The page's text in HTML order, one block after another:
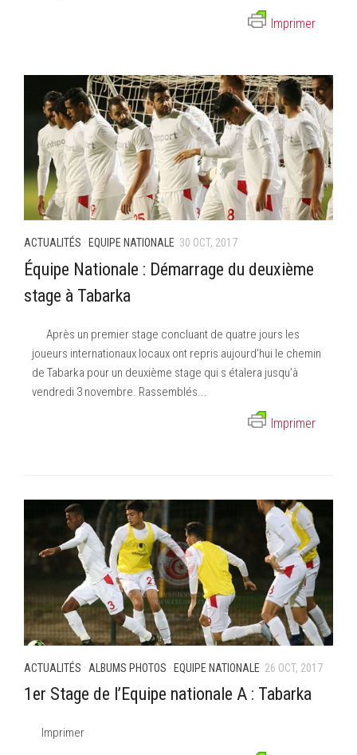
Imprimer
ACTUALITÉS · EQUIPE NATIONALE 30 OCT, 2017
Équipe Nationale : Démarrage du deuxième
stage à Tabarka
Après un premier stage concluant de quatre jours les
joueurs internationaux locaux ont repris aujourd’hui le chemin
de Tabarka pour un deuxième stage qui s étalera jusqu’à
vendredi 3 novembre. Rassemblés...
Imprimer
ACTUALITÉS · ALBUMS PHOTOS · EQUIPE NATIONALE 26 OCT, 2017
1er Stage de l’Equipe nationale A : Tabarka
Imprimer